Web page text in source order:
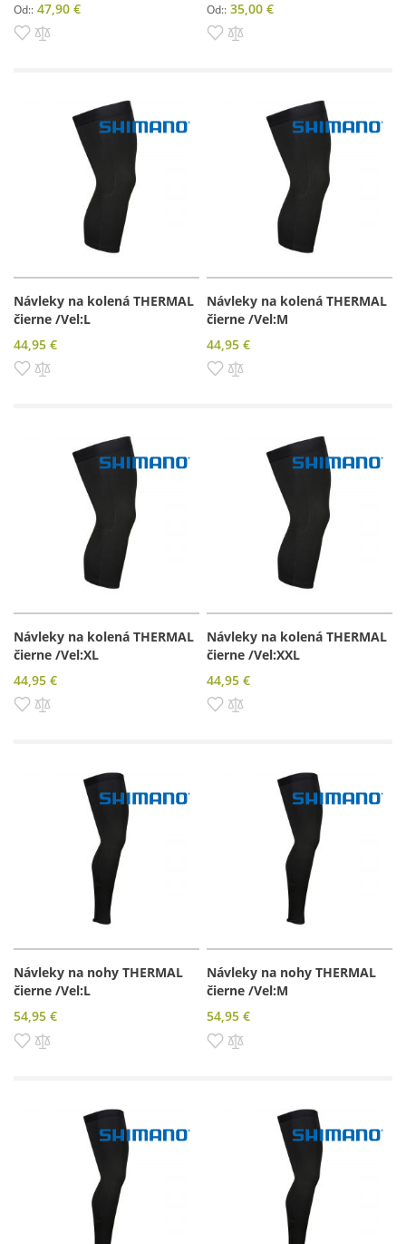
Od: 47,90 €
Pridať do zoznamu prianí
Od: 35,00 €
Pridať do zoznamu prianí
Návleky na kolená THERMAL
čierne /Vel:L
44,95 €
Pridať do zoznamu prianí
Návleky na kolená THERMAL
čierne /Vel:M
44,95 €
Pridať do zoznamu prianí
Návleky na kolená THERMAL
čierne /Vel:XL
44,95 €
Pridať do zoznamu prianí
Návleky na kolená THERMAL
čierne /Vel:XXL
44,95 €
Pridať do zoznamu prianí
Návleky na nohy THERMAL
čierne /Vel:L
54,95 €
Pridať do zoznamu prianí
Návleky na nohy THERMAL
čierne /Vel:M
54,95 €
Pridať do zoznamu prianí